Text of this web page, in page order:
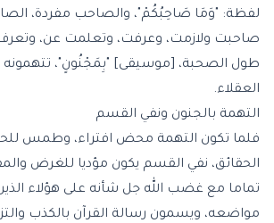
لفظة: "وَمَا صَاحِبُكُمْ"، والصاحب مفردة،
صاحبت ولازمت، وعرفت، وتعلمت عن،
طول الصحبة، [موسيقى] "بِمَجْنُونٍ"، تتهمونه
العقلاء.
التهمة بالجنون ونفي القسم
فلما تكون التهمة محض افتراء، وطمس
الحقائق، نفي القسم يكون مؤديا للغرض
تماما مع غضب الله جل شأنه على هؤلاء
مواضعه، ويسمون رسالة القرآن بالكذب